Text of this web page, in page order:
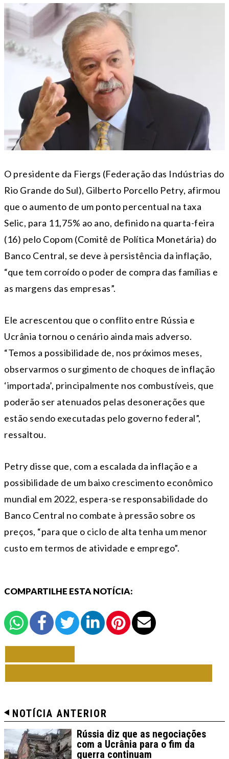
O presidente da Fiergs (Federação das Indústrias do
Rio Grande do Sul), Gilberto Porcello Petry, afirmou
que o aumento de um ponto percentual na taxa
Selic, para 11,75% ao ano, definido na quarta-feira
(16) pelo Copom (Comitê de Política Monetária) do
Banco Central, se deve à persistência da inflação,
“que tem corroído o poder de compra das famílias e
as margens das empresas”.
Ele acrescentou que o conflito entre Rússia e
Ucrânia tornou o cenário ainda mais adverso.
“Temos a possibilidade de, nos próximos meses,
observarmos o surgimento de choques de inflação
‘importada’, principalmente nos combustíveis, que
poderão ser atenuados pelas desonerações que
estão sendo executadas pelo governo federal”,
ressaltou.
Petry disse que, com a escalada da inflação e a
possibilidade de um baixo crescimento econômico
mundial em 2022, espera-se responsabilidade do
Banco Central no combate à pressão sobre os
preços, “para que o ciclo de alta tenha um menor
custo em termos de atividade e emprego”.
COMPARTILHE ESTA NOTÍCIA:
NOTÍCIA ANTERIOR
Rússia diz que as negociações
com a Ucrânia para o fim da
guerra continuam